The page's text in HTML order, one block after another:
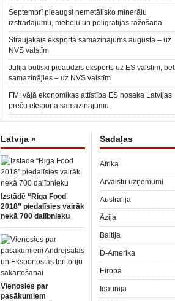
Septembrī pieaugsi nemetālisko minerālu
izstrādājumu, mēbeļu un poligrāfijas ražošana
Straujākais eksporta samazinājums augustā – uz
NVS valstīm
Jūlijā būtiski pieaudzis eksports uz ES valstīm, bet
samazinājies – uz NVS valstīm
FM: vājā ekonomikas attīstība ES nosaka Latvijas
preču eksporta samazinājumu
Latvija »
Izstādē “Riga Food
2018” piedalīsies vairāk
nekā 700 dalībnieku
Vienosies par
pasākumiem
Sadaļas
Āfrika
Ārvalstu uzņēmumi
Austrālija
Āzija
Baltija
D-Amerika
Eiropa
Igaunija